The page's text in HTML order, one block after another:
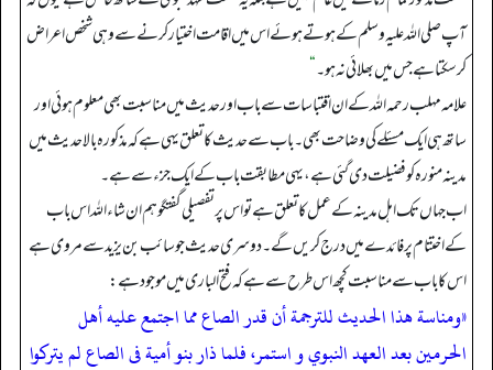
آپ صلی اللہ علیہ وسلم کے ہوتے ہوئے اس میں اقامت اختیار کرنے سے وہی شخص اعراض
کر سکتا ہے جس میں بھلائی نہ ہو۔“
علامہ مہلب رحمہ اللہ کے ان اقتباسات سے باب اور حدیث میں مناسبت بھی معلوم ہوئی اور
ساتھ ہی ایک مسئلے کی وضاحت بھی۔ باب سے حدیث کا تعلق یہی ہے کہ مذکورہ بالا حدیث میں
مدینہ منورہ کو فضیلت دی گئی ہے، یہی مطابقت باب کے ایک جزء سے ہے۔
اب جہاں تک اہل مدینہ کے عمل کا تعلق ہے تو اس پر تفصیلی گفتگو ہم ان شاء اللہ اس باب
کے اختتام پر فائدے میں درج کریں گے۔ دوسری حدیث جو سائب بن یزید سے مروی ہے
اس کا باب سے مناسبت کچھ اس طرح سے ہے کہ فتح الباری میں موجود ہے:
«ومناسة هذا الحديث للترجمة أن قدر الصاع مما اجتمع عليه أهل
الحرمين بعد العهد النبوي و استمر، فلما ذار بنو أمية فى الصاع لم يتركوا